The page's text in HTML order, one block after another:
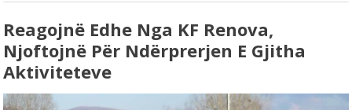
Reagojnë Edhe Nga KF Renova,
Njoftojnë Për Ndërprerjen E Gjitha
Aktiviteteve